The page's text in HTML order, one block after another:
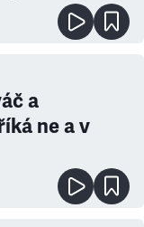
a
ne a v